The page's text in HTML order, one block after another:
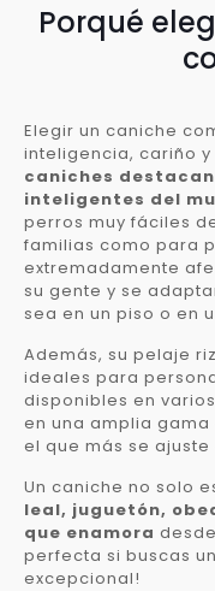
Porqué
Elegir un caniche
inteligencia, cariño
caniches
inteligentes del
perros muy fáciles
familias como para
extremadamente
su gente y se
sea en un piso o en
Además, su pelaje
ideales para
disponibles en
en una amplia
el que más se
Un caniche no solo
leal, juguetón,
que enamora
perfecta si buscas
excepcional!